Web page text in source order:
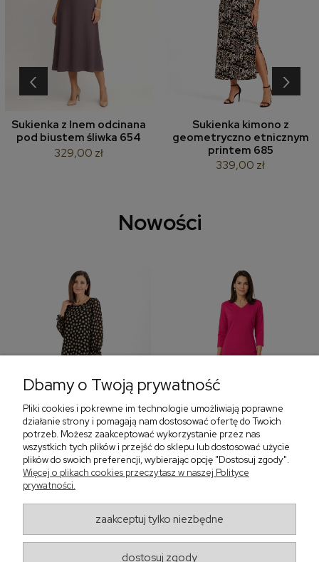
Sukienka z lnem odcinana
pod biustem śliwka 654
329,00 zł
Sukienka kimono z
geometryczno etnicznym
printem 685
339,00 zł
‹ ›
Nowości
Sukienka z falbaną i
bufiastym rękawem w
405,30 zł
Sukienka z dekoltem w
299,00 zł
‹
Dbamy o Twoją prywatność
Pliki cookies i pokrewne im technologie umożliwiają poprawne
działanie strony i pomagają nam dostosować ofertę do Twoich
potrzeb. Możesz zaakceptować wykorzystanie przez nas
wszystkich tych plików i przejść do sklepu lub dostosować użycie
plików do swoich preferencji, wybierając opcję "Dostosuj zgody".
Więcej o plikach cookies przeczytasz w naszej Polityce
prywatności.
zaakceptuj tylko niezbędne
dostosuj zgody